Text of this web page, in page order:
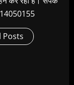
Posts